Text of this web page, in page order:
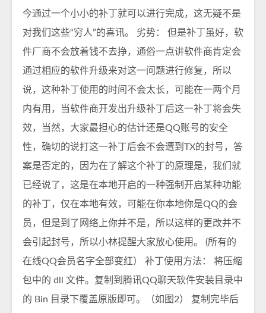
今通过一个小小的补丁就可以进行完成，这无疑不是
对我们这些“穷人”的喜讯。 劣势： 但是补丁虽好，软
件厂商不会放着钱不去挣，通俗一点讲软件商肯定会
通过相应的软件升级来对这一问题进行修复，所以
说，这种补丁使用的时间不会太长，可能在一两个月
内有用，当软件商开发出升级补丁后这一补丁将会失
效，当然，大家最担心的估计还是QQ账号的安全
性，确切的说打这一补丁后会不会遭到TX的封号，答
案是否定的，因为在了解这个补丁的原理是，我们就
已经说了，这是在本地开启的一种强制开启某种功能
的补丁，仅在本地有效，可能在你本地你是QQ的会
员，但是到了网络上你并不是，所以这样的更改并不
会引起封号，所以小林提醒大家放心使用。 (所有的
在线QQ会员名字全部变红） 补丁使用方法： 将压缩
包中的 dll 文件。复制到腾讯QQ聊天软件安装目录中
的 Bin 目录下覆盖原版即可。（如图2） 复制完毕后